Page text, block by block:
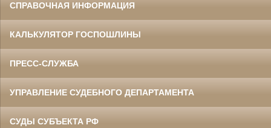
СПРАВОЧНАЯ ИНФОРМАЦИЯ
КАЛЬКУЛЯТОР ГОСПОШЛИНЫ
ПРЕСС-СЛУЖБА
УПРАВЛЕНИЕ СУДЕБНОГО ДЕПАРТАМЕНТА
СУДЫ СУБЪЕКТА РФ